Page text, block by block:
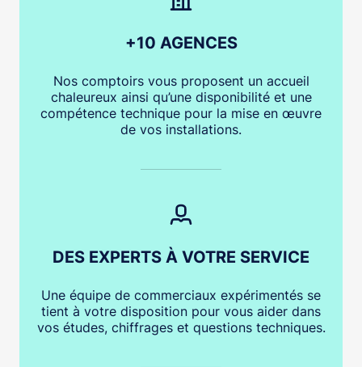
+10 AGENCES
Nos comptoirs vous proposent un accueil
chaleureux ainsi qu’une disponibilité et une
compétence technique pour la mise en œuvre
de vos installations.
DES EXPERTS À VOTRE SERVICE
Une équipe de commerciaux expérimentés se
tient à votre disposition pour vous aider dans
vos études, chiffrages et questions techniques.